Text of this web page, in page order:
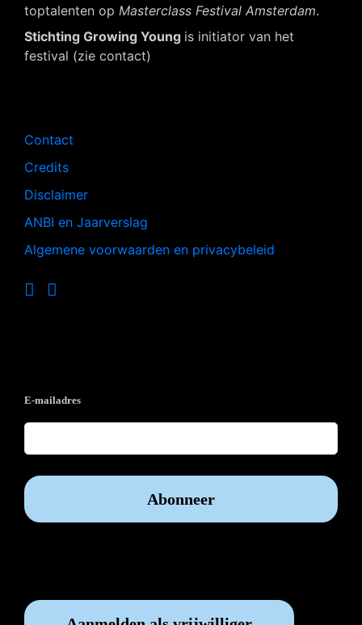
toptalenten op Masterclass Festival Amsterdam.
Stichting Growing Young is initiator van het
festival (zie contact)
Contact
Credits
Disclaimer
ANBI en Jaarverslag
Algemene voorwaarden en privacybeleid
E-mailadres